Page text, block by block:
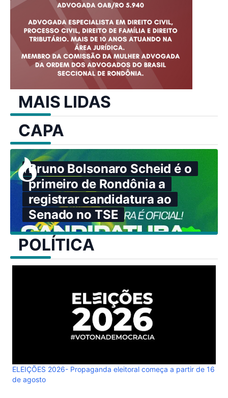
MAIS LIDAS
CAPA
Bruno Bolsonaro Scheid é o
primeiro de Rondônia a
registrar candidatura ao
Senado no TSE
POLÍTICA
ELEIÇÕES 2026- Propaganda eleitoral começa a partir de 16
de agosto